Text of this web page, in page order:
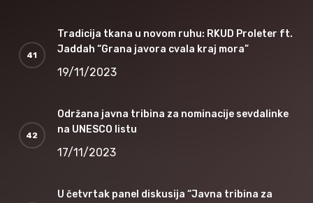
Tradicija tkana u novom ruhu: RKUD Proleter ft.
Jaddah “Grana javora cvala kraj mora”
19/11/2023
Održana javna tribina za nominacije sevdalinke
na UNESCO listu
17/11/2023
U četvrtak panel diskusija “Javna tribina za